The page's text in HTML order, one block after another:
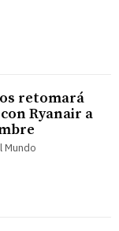
retomará
Ryanair a
Mundo